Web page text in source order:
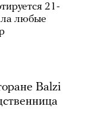
21-
любые
Balzi